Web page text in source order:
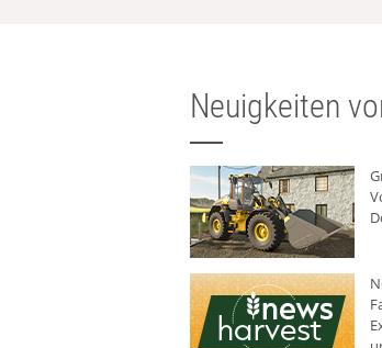
Neuigkeiten